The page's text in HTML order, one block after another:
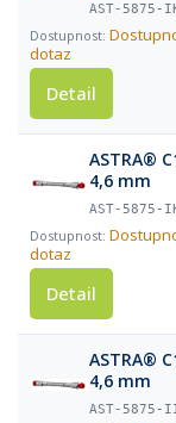
AST-5875-
dotaz
Detail
ASTRA®
4,6 mm
AST-5875-
dotaz
Detail
ASTRA®
4,6 mm
AST-5875-